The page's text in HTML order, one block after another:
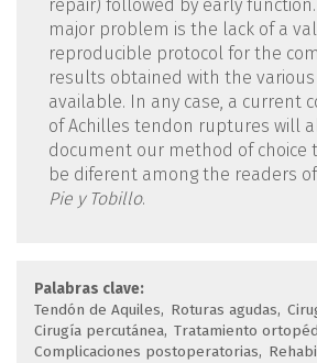
repair) followed by early function.
major problem is the lack of a
reproducible protocol for the
results obtained with the
available. In any case, a current
of Achilles tendon ruptures will
document our method of choice
be diferent among the readers
Pie y Tobillo.
Palabras clave:
Tendón de Aquiles
Roturas agudas
Cirugía percutánea Tratamiento
Complicaciones postoperatorias